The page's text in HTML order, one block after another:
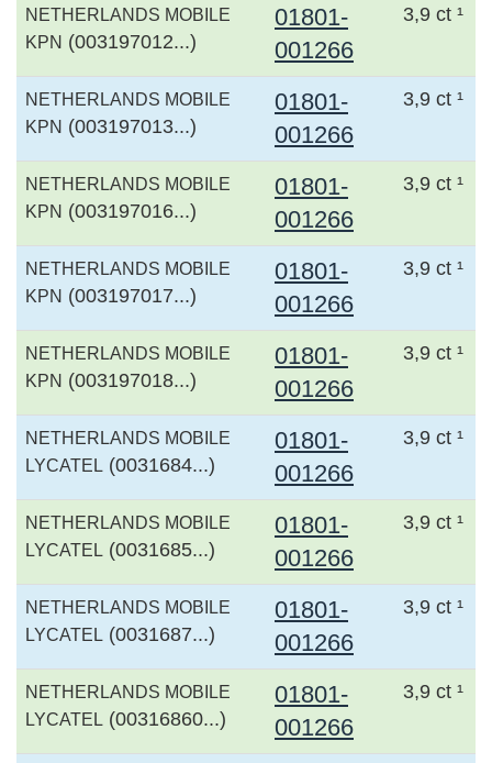
NETHERLANDS MOBILE
KPN (003197012...)
01801-
001266
3,9 ct ¹
NETHERLANDS MOBILE
KPN (003197013...)
01801-
001266
3,9 ct ¹
NETHERLANDS MOBILE
KPN (003197016...)
01801-
001266
3,9 ct ¹
NETHERLANDS MOBILE
KPN (003197017...)
01801-
001266
3,9 ct ¹
NETHERLANDS MOBILE
KPN (003197018...)
01801-
001266
3,9 ct ¹
NETHERLANDS MOBILE
LYCATEL (0031684...)
01801-
001266
3,9 ct ¹
NETHERLANDS MOBILE
LYCATEL (0031685...)
01801-
001266
3,9 ct ¹
NETHERLANDS MOBILE
LYCATEL (0031687...)
01801-
001266
3,9 ct ¹
NETHERLANDS MOBILE
LYCATEL (00316860...)
01801-
001266
3,9 ct ¹